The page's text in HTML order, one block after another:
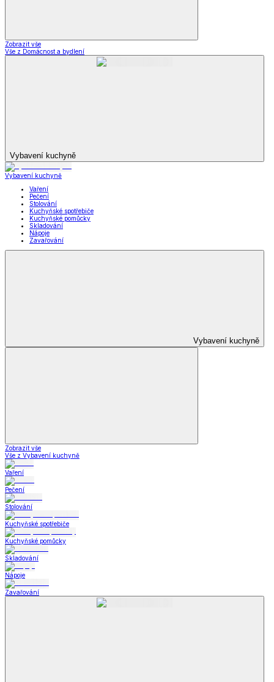
Zobrazit vše
Vše z Domácnost a bydlení
Vybavení kuchyně
Vybavení kuchyně
Vaření
Pečení
Stolování
Kuchyňské spotřebiče
Kuchyňské pomůcky
Skladování
Nápoje
Zavařování
Vybavení kuchyně
Zobrazit vše
Vše z Vybavení kuchyně
Vaření
Pečení
Stolování
Kuchyňské spotřebiče
Kuchyňské pomůcky
Skladování
Nápoje
Zavařování